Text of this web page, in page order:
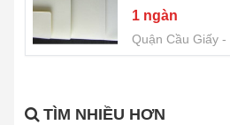
1 ngàn
Quận Cầu Giấy
TÌM NHIỀU HƠN